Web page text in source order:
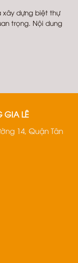
dựng biệt thự
trọng. Nội dung
GIA LÊ
14, Quận Tân